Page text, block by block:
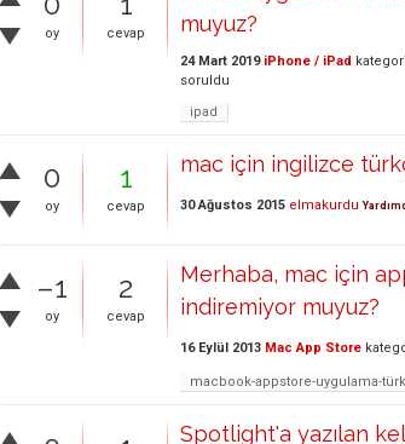
oy cevap
muyuz?
24 Mart 2019 iPhone / iPad
soruldu
ipad
0
oy
1
cevap
mac için ingilizce
30 Ağustos 2015 elmakurdu
–1
oy
2
cevap
Merhaba, mac için
indiremiyor muyuz?
16 Eylül 2013 Mac App Store
macbook-appstore-uygulama-
Spotlight'a yazılan